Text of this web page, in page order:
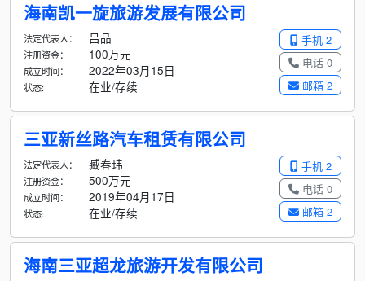
海南凯一旋旅游发展有限公司
手机 2
电话 0
邮箱 2
法定代表人： 吕品
注册资金： 100万元
成立时间： 2022年03月15日
状态: 在业/存续
三亚新丝路汽车租赁有限公司
手机 2
电话 0
邮箱 2
法定代表人： 臧春玮
注册资金： 500万元
成立时间： 2019年04月17日
状态: 在业/存续
海南三亚超龙旅游开发有限公司